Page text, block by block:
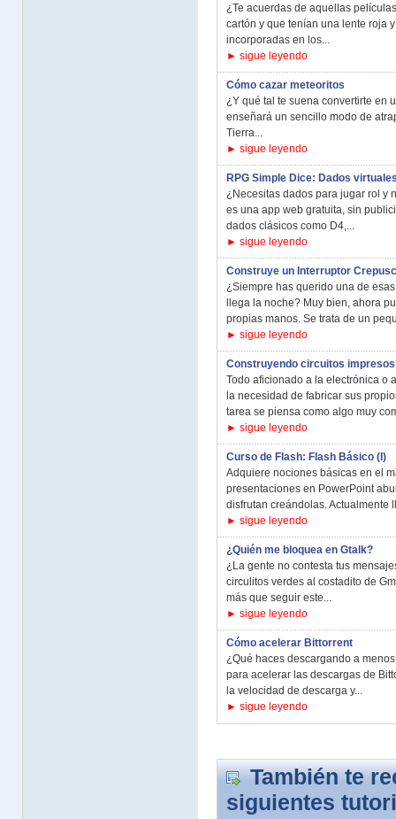
¿Te acuerdas de aquellas
cartón y que tenían una lente roja
incorporadas en los...
► sigue leyendo
Cómo cazar meteoritos
¿Y qué tal te suena convertirte en
enseñará un sencillo modo de
Tierra...
► sigue leyendo
RPG Simple Dice: Dados
¿Necesitas dados para jugar rol y
es una app web gratuita, sin
dados clásicos como D4,...
► sigue leyendo
Construye un Interruptor
¿Siempre has querido una de
llega la noche? Muy bien, ahora
propias manos. Se trata de un
► sigue leyendo
Construyendo circuitos impresos
Todo aficionado a la electrónica o
la necesidad de fabricar sus
tarea se piensa como algo muy
► sigue leyendo
Curso de Flash: Flash Básico (I)
Adquiere nociones básicas en el
presentaciones en PowerPoint
disfrutan creándolas. Actualmente
► sigue leyendo
¿Quién me bloquea en Gtalk?
¿La gente no contesta tus
circulitos verdes al costadito de
más que seguir este...
► sigue leyendo
Cómo acelerar Bittorrent
¿Qué haces descargando a
para acelerar las descargas de
la velocidad de descarga y...
► sigue leyendo
También te
siguientes